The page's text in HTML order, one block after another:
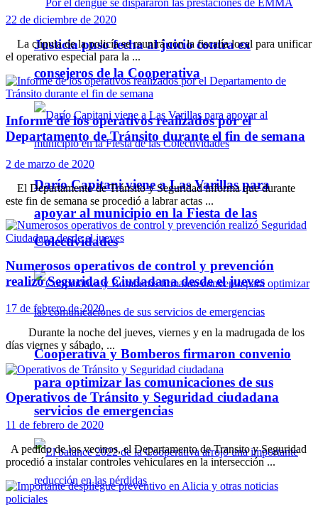
Justicia puso fecha al juicio contra ex
consejeros de la Cooperativa
Darío Capitani viene a Las Varillas para
apoyar al municipio en la Fiesta de las
Colectividades
Cooperativa y Bomberos firmaron convenio
para optimizar las comunicaciones de sus
servicios de emergencias
22 de diciembre de 2020
La cúpula de la policía se reunirá con la fiscalía local para unificar
el operativo especial para la ...
Informe de los operativos realizados por el
Departamento de Tránsito durante el fin de semana
2 de marzo de 2020
El Departamento de Tránsito y Seguridad informa que durante
este fin de semana se procedió a labrar actas ...
Numerosos operativos de control y prevención
realizó Seguridad Ciudadana desde el jueves
17 de febrero de 2020
Durante la noche del jueves, viernes y en la madrugada de los
días viernes y sábado, ...
Operativos de Tránsito y Seguridad ciudadana
11 de febrero de 2020
A pedido de los vecinos, el Departamento de Transito y Seguridad
procedió a instalar controles vehiculares en la intersección ...